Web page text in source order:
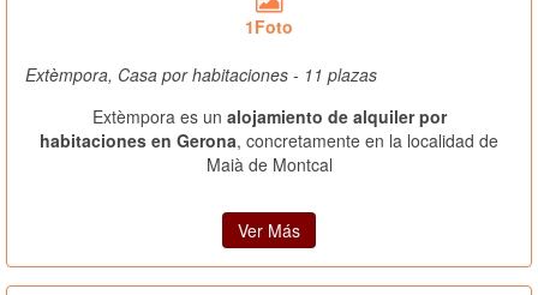
1Foto
Extèmpora, Casa por habitaciones - 11 plazas
Extèmpora es un alojamiento de alquiler por
habitaciones en Gerona, concretamente en la localidad de
Maià de Montcal
Ver Más